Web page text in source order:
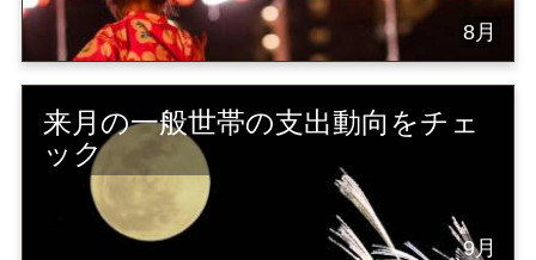
8月
来月の一般世帯の支出動向をチェ
ック
9月